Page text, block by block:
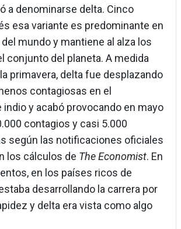
a denominarse delta. Cinco
esa variante es predominante en
del mundo y mantiene al alza los
conjunto del planeta. A medida
primavera, delta fue desplazando
contagiosas en el
y acabó provocando en mayo
contagios y casi 5.000
según las notificaciones oficiales
los cálculos de The Economist. En
en los países ricos de
desarrollando la carrera por
y delta era vista como algo